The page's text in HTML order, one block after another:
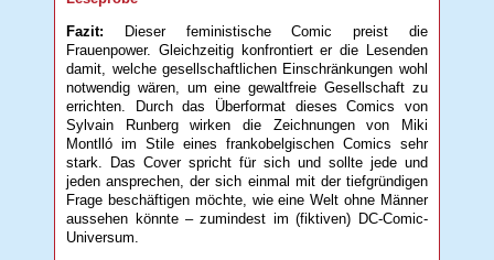
Fazit: Dieser feministische Comic preist die
Frauenpower. Gleichzeitig konfrontiert er die Lesenden
damit, welche gesellschaftlichen Einschränkungen wohl
notwendig wären, um eine gewaltfreie Gesellschaft zu
errichten. Durch das Überformat dieses Comics von
Sylvain Runberg wirken die Zeichnungen von Miki
Montlló im Stile eines frankobelgischen Comics sehr
stark. Das Cover spricht für sich und sollte jede und
jeden ansprechen, der sich einmal mit der tiefgründigen
Frage beschäftigen möchte, wie eine Welt ohne Männer
aussehen könnte – zumindest im (fiktiven) DC-Comic-
Universum.